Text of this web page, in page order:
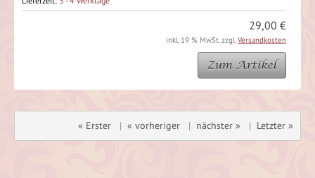
29,00 €
inkl. 19 % MwSt. zzgl.Versandkosten
Zum Artikel
« Erster | « vorheriger | nächster » | Letzter »